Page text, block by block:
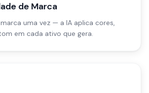
de Marca
uma vez — a IA aplica cores,
em cada ativo que gera.